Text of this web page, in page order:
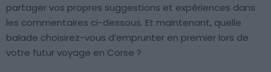
partager vos propres suggestions et expériences dans
les commentaires ci-dessous. Et maintenant, quelle
balade choisirez-vous d’emprunter en premier lors de
votre futur voyage en Corse ?